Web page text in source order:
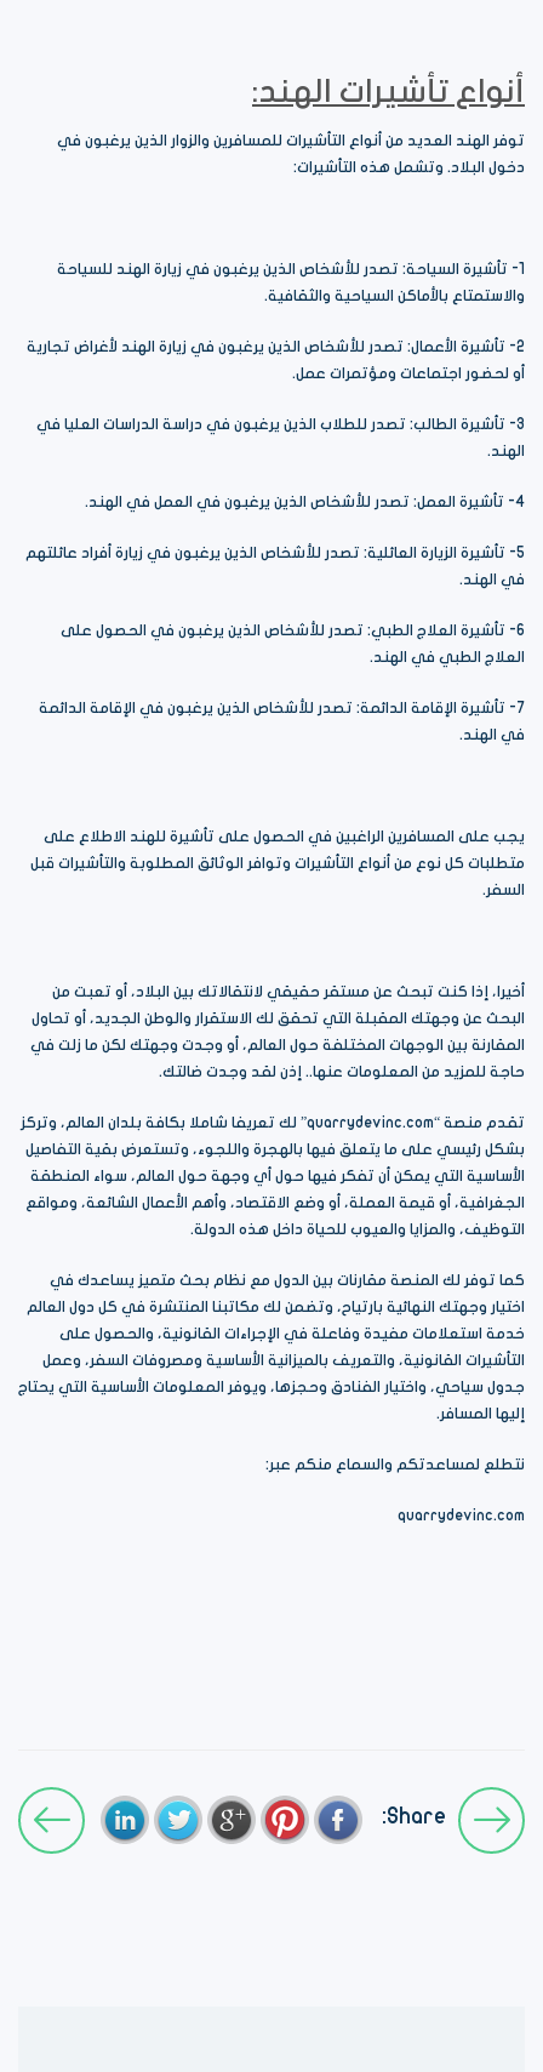
أنواع تأشيرات الهند:
توفر الهند العديد من أنواع التأشيرات للمسافرين والزوار الذين يرغبون في
دخول البلاد. وتشمل هذه التأشيرات:
1- تأشيرة السياحة: تصدر للأشخاص الذين يرغبون في زيارة الهند للسياحة
والاستمتاع بالأماكن السياحية والثقافية.
2- تأشيرة الأعمال: تصدر للأشخاص الذين يرغبون في زيارة الهند لأغراض تجارية
أو لحضور اجتماعات ومؤتمرات عمل.
3- تأشيرة الطالب: تصدر للطلاب الذين يرغبون في دراسة الدراسات العليا في
الهند.
4- تأشيرة العمل: تصدر للأشخاص الذين يرغبون في العمل في الهند.
5- تأشيرة الزيارة العائلية: تصدر للأشخاص الذين يرغبون في زيارة أفراد عائلتهم
في الهند.
6- تأشيرة العلاج الطبي: تصدر للأشخاص الذين يرغبون في الحصول على
العلاج الطبي في الهند.
7- تأشيرة الإقامة الدائمة: تصدر للأشخاص الذين يرغبون في الإقامة الدائمة
في الهند.
يجب على المسافرين الراغبين في الحصول على تأشيرة للهند الاطلاع على
متطلبات كل نوع من أنواع التأشيرات وتوافر الوثائق المطلوبة والتأشيرات قبل
السفر.
أخيرا، إذا كنت تبحث عن مستقر حقيقي لانتقالاتك بين البلاد، أو تعبت من
البحث عن وجهتك المقبلة التي تحقق لك الاستقرار والوطن الجديد، أو تحاول
المقارنة بين الوجهات المختلفة حول العالم، أو وجدت وجهتك لكن ما زلت في
حاجة للمزيد من المعلومات عنها.. إذن لقد وجدت ضالتك.
تقدم منصة “quarrydevinc.com” لك تعريفا شاملا بكافة بلدان العالم، وتركز
بشكل رئيسي على ما يتعلق فيها بالهجرة واللجوء، وتستعرض بقية التفاصيل
الأساسية التي يمكن أن تفكر فيها حول أي وجهة حول العالم، سواء المنطقة
الجغرافية، أو قيمة العملة، أو وضع الاقتصاد، وأهم الأعمال الشائعة، ومواقع
التوظيف، والمزايا والعيوب للحياة داخل هذه الدولة.
كما توفر لك المنصة مقارنات بين الدول مع نظام بحث متميز يساعدك في
اختيار وجهتك النهائية بارتياح، وتضمن لك مكاتبنا المنتشرة في كل دول العالم
خدمة استعلامات مفيدة وفاعلة في الإجراءات القانونية، والحصول على
التأشيرات القانونية، والتعريف بالميزانية الأساسية ومصروفات السفر، وعمل
جدول سياحي، واختيار الفنادق وحجزها، ويوفر المعلومات الأساسية التي يحتاج
إليها المسافر.
نتطلع لمساعدتكم والسماع منكم عبر:
quarrydevinc.com
Share: